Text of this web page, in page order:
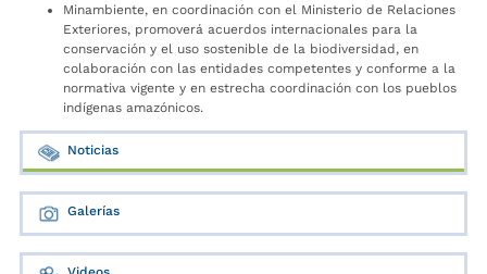
Minambiente, en coordinación con el Ministerio de Relaciones
Exteriores, promoverá acuerdos internacionales para la
conservación y el uso sostenible de la biodiversidad, en
colaboración con las entidades competentes y conforme a la
normativa vigente y en estrecha coordinación con los pueblos
indígenas amazónicos.
Noticias
Galerías